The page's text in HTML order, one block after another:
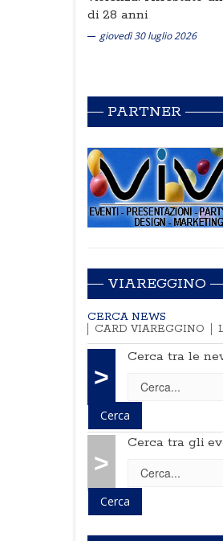
di 28 anni
giovedì 30 luglio 2026
PARTNER
VIAREGGINO
CERCA NEWS
CARD VIAREGGINO
>
Cerca tra le
>
Cerca tra gli